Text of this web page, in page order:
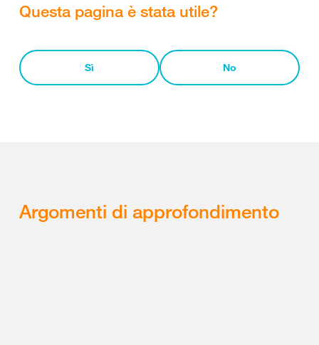
Questa pagina è stata utile?
Sì No
Argomenti di approfondimento